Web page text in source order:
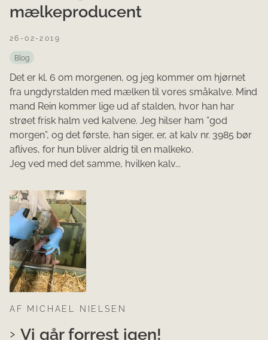
mælkeproducent
26-02-2019
Blog
Det er kl. 6 om morgenen, og jeg kommer om hjørnet
fra ungdyrstalden med mælken til vores småkalve. Mind
mand Rein kommer lige ud af stalden, hvor han har
strøet frisk halm ved kalvene. Jeg hilser ham ”god
morgen”, og det første, han siger, er, at kalv nr. 3985 bør
aflives, for hun bliver aldrig til en malkeko.
Jeg ved med det samme, hvilken kalv...
AF MICHAEL NIELSEN
Vi går forrest igen!